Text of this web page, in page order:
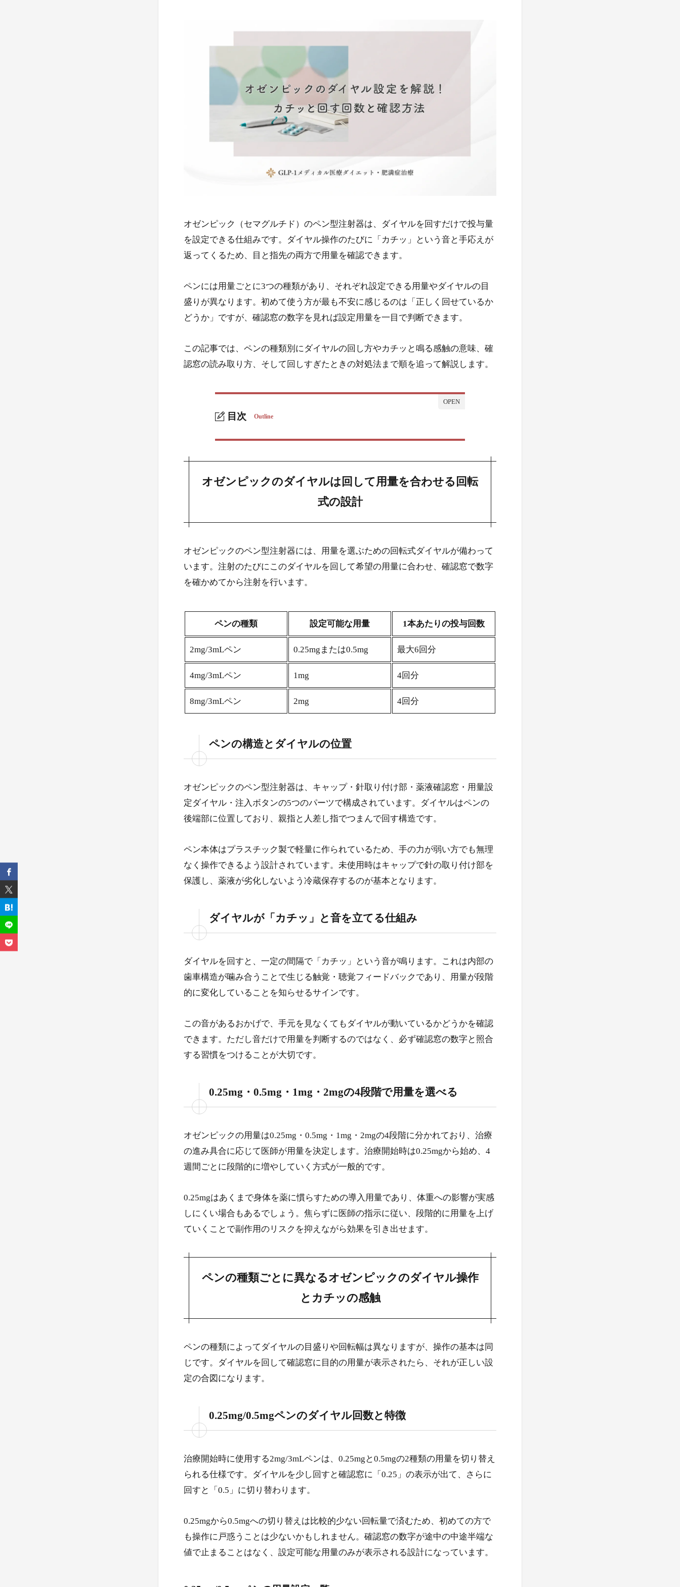
オゼンピック（セマグルチド）のペン型注射器は、ダイヤルを回すだけで投与量
を設定できる仕組みです。ダイヤル操作のたびに「カチッ」という音と手応えが
返ってくるため、目と指先の両方で用量を確認できます。
ペンには用量ごとに3つの種類があり、それぞれ設定できる用量やダイヤルの目
盛りが異なります。初めて使う方が最も不安に感じるのは「正しく回せているか
どうか」ですが、確認窓の数字を見れば設定用量を一目で判断できます。
この記事では、ペンの種類別にダイヤルの回し方やカチッと鳴る感触の意味、確
認窓の読み取り方、そして回しすぎたときの対処法まで順を追って解説します。
目次 Outline
0.25mg・0.5mg・1mg・2mgの4段階で用量を選べる
ペンの種類ごとに異なるオゼンピックのダイヤル操作とカチッの感触
2-1.0.25mg/0.5mgペンのダイヤル回数と特徴
2-2.
1mgペンでのダイヤル操作
2mgペンのダイヤル設定方法
3.
オゼンピックのダイヤルを正しく回す手順と失敗しないコツ
3-2.
ダイヤルは確認窓の数字を見ながら慎重に回す
確認窓でオゼンピックのダイヤル設定が正しいか目視でチェック
4-2.
5.
オゼンピックのダイヤルを回しすぎた場合はどうする？修正方法と注
意点
5-1.
ダイヤルは逆方向に回せば用量を戻せる
5-2.残量不足で設定用量に届かないときの対応
修正しても不安が残る場合は医師や薬剤師に相談する
6.
オゼンピック注射のダイヤル操作で押さえておきたい安全対策
6-2.
針の取り付け・取り外しは正しい順序で行う
6-3.
ペンを他の人と共有しない
オゼンピックのダイヤルは回して用量を合わせる回転
式の設計
オゼンピックのペン型注射器には、用量を選ぶための回転式ダイヤルが備わって
います。注射のたびにこのダイヤルを回して希望の用量に合わせ、確認窓で数字
を確かめてから注射を行います。
ペンの種類 設定可能な用量 1本あたりの投与回数
2mg/3mLペン 0.25mgまたは0.5mg 最大6回分
4mg/3mLペン 1mg 4回分
8mg/3mLペン 2mg 4回分
ペンの構造とダイヤルの位置
オゼンピックのペン型注射器は、キャップ・針取り付け部・薬液確認窓・用量設
定ダイヤル・注入ボタンの5つのパーツで構成されています。ダイヤルはペンの
後端部に位置しており、親指と人差し指でつまんで回す構造です。
ペン本体はプラスチック製で軽量に作られているため、手の力が弱い方でも無理
なく操作できるよう設計されています。未使用時はキャップで針の取り付け部を
保護し、薬液が劣化しないよう冷蔵保存するのが基本となります。
ダイヤルが「カチッ」と音を立てる仕組み
ダイヤルを回すと、一定の間隔で「カチッ」という音が鳴ります。これは内部の
歯車構造が噛み合うことで生じる触覚・聴覚フィードバックであり、用量が段階
的に変化していることを知らせるサインです。
この音があるおかげで、手元を見なくてもダイヤルが動いているかどうかを確認
できます。ただし音だけで用量を判断するのではなく、必ず確認窓の数字と照合
する習慣をつけることが大切です。
0.25mg・0.5mg・1mg・2mgの4段階で用量を選べる
オゼンピックの用量は0.25mg・0.5mg・1mg・2mgの4段階に分かれており、治療
の進み具合に応じて医師が用量を決定します。治療開始時は0.25mgから始め、4
週間ごとに段階的に増やしていく方式が一般的です。
0.25mgはあくまで身体を薬に慣らすための導入用量であり、体重への影響が実感
しにくい場合もあるでしょう。焦らずに医師の指示に従い、段階的に用量を上げ
ていくことで副作用のリスクを抑えながら効果を引き出せます。
ペンの種類ごとに異なるオゼンピックのダイヤル操作
とカチッの感触
ペンの種類によってダイヤルの目盛りや回転幅は異なりますが、操作の基本は同
じです。ダイヤルを回して確認窓に目的の用量が表示されたら、それが正しい設
定の合図になります。
0.25mg/0.5mgペンのダイヤル回数と特徴
治療開始時に使用する2mg/3mLペンは、0.25mgと0.5mgの2種類の用量を切り替え
られる仕様です。ダイヤルを少し回すと確認窓に「0.25」の表示が出て、さらに
回すと「0.5」に切り替わります。
0.25mgから0.5mgへの切り替えは比較的少ない回転量で済むため、初めての方で
も操作に戸惑うことは少ないかもしれません。確認窓の数字が途中の中途半端な
値で止まることはなく、設定可能な用量のみが表示される設計になっています。